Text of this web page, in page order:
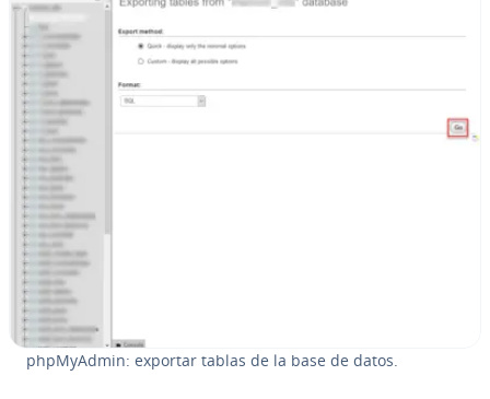
ph­p­M­yA­d­min: exportar tablas de la base de datos.